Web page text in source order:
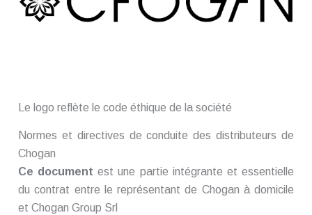
Le logo reflète le code éthique de la société
Normes et directives de conduite des distributeurs de
Chogan
Ce documentest une partie intégrante et essentielle
du contrat entre le représentant de Chogan à domicile
et Chogan Group Srl